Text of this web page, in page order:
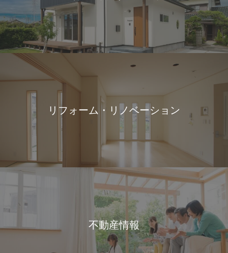
リフォーム・リノベーション
不動産情報